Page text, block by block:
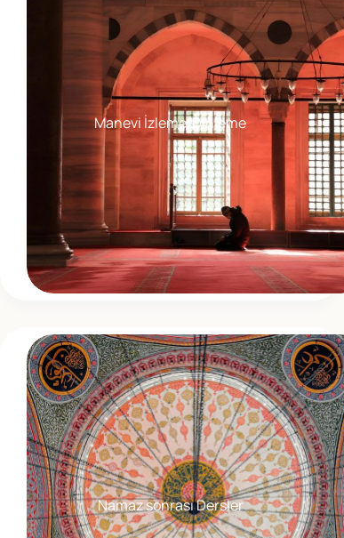
Manevi İzleme/Dinleme
Namaz sonrası Dersler